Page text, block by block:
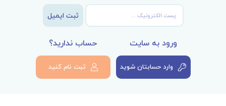
ثبت ایمیل
ورود به سایت
وارد حسابتان شوید
حساب ندارید؟
ثبت نام کنید